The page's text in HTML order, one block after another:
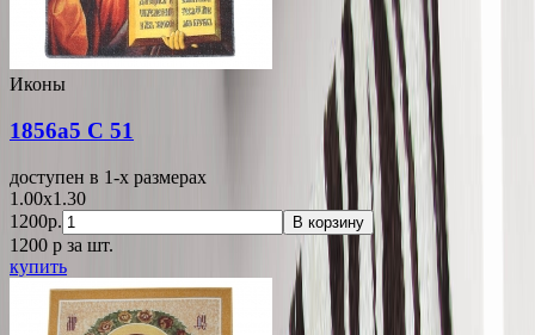
Иконы
1856a5 С 51
доступен в 1-x размерах
1.00x1.30
1200р.
В корзину
1200 p за шт.
купить